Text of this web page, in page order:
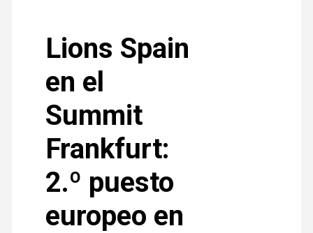
Lions Spain
en el
Summit
Frankfurt:
2.º puesto
europeo en